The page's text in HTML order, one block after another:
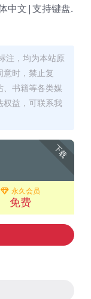
中文|支持键盘.
注，均为本站原
时，禁止复
、书籍等各类媒
权益，可联系我
下载
永久会员
免费